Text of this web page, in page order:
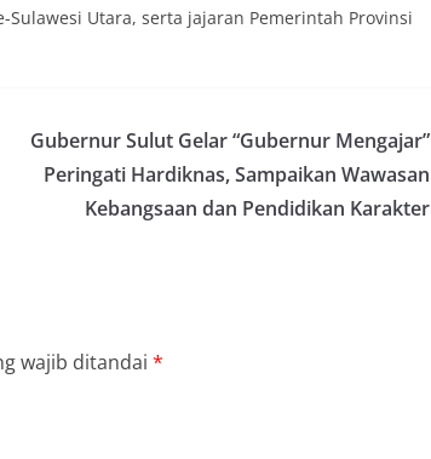
Sulawesi Utara, serta jajaran Pemerintah Provinsi
Gubernur Sulut Gelar “Gubernur Mengajar”
Peringati Hardiknas, Sampaikan Wawasan
Kebangsaan dan Pendidikan Karakter
wajib ditandai *